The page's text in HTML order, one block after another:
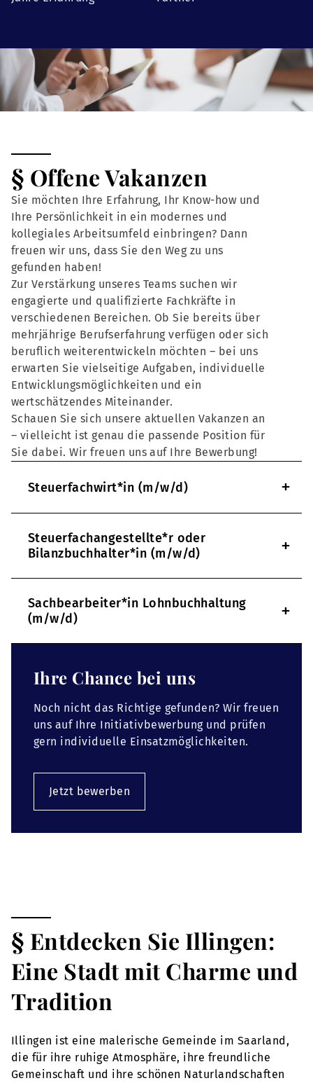
§ Offene Vakanzen
Sie möchten Ihre Erfahrung, Ihr Know-how und
Ihre Persönlichkeit in ein modernes und
kollegiales Arbeitsumfeld einbringen? Dann
freuen wir uns, dass Sie den Weg zu uns
gefunden haben!
Zur Verstärkung unseres Teams suchen wir
engagierte und qualifizierte Fachkräfte in
verschiedenen Bereichen. Ob Sie bereits über
mehrjährige Berufserfahrung verfügen oder sich
beruflich weiterentwickeln möchten – bei uns
erwarten Sie vielseitige Aufgaben, individuelle
Entwicklungsmöglichkeiten und ein
wertschätzendes Miteinander.
Schauen Sie sich unsere aktuellen Vakanzen an
– vielleicht ist genau die passende Position für
Sie dabei. Wir freuen uns auf Ihre Bewerbung!
Steuerfachwirt*in (m/w/d) +
Steuerfachangestellte*r oder
Bilanzbuchhalter*in (m/w/d)
+
Sachbearbeiter*in Lohnbuchhaltung
(m/w/d)
+
Ihre Chance bei uns
Noch nicht das Richtige gefunden? Wir freuen
uns auf Ihre Initiativbewerbung und prüfen
gern individuelle Einsatzmöglichkeiten.
Jetzt bewerben
§ Entdecken Sie Illingen:
Eine Stadt mit Charme und
Tradition
Illingen ist eine malerische Gemeinde im Saarland,
die für ihre ruhige Atmosphäre, ihre freundliche
Gemeinschaft und ihre schönen Naturlandschaften